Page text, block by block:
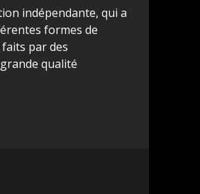
indépendante, qui a
formes de
faits par des
qualité